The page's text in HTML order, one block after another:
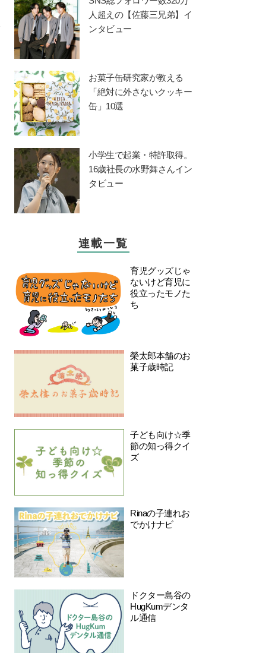
人超えの【佐藤三兄弟】イ
ンタビュー
お菓子缶研究家が教える
「絶対に外さないクッキー
缶」10選
小学生で起業・特許取得。
16歳社長の水野舞さんイン
タビュー
連載一覧
育児グッズじゃ
ないけど育児に
役立ったモノた
ち
榮太郎本舗のお
菓子歳時記
子ども向け☆季
節の知っ得クイ
ズ
Rinaの子連れお
でかけナビ
ドクター島谷の
HugKumデンタ
ル通信